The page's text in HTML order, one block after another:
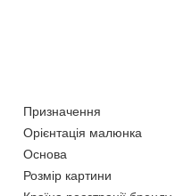
Призначення
Орієнтація малюнка
Основа
Розмір картини